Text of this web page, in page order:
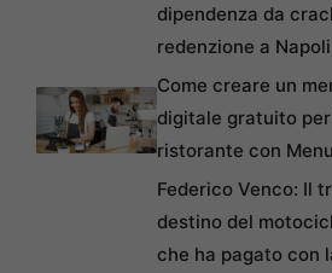
dipendenza da
redenzione a Napoli
Come creare un
digitale gratuito
ristorante con
Federico Venco: Il
destino del
che ha pagato con